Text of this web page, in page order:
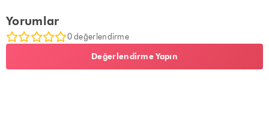
Yorumlar
0 değerlendirme
Değerlendirme Yapın